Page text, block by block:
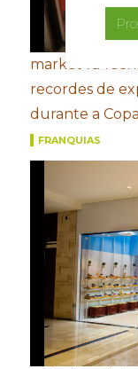
market4u
recordes de
durante a
FRANQUIAS